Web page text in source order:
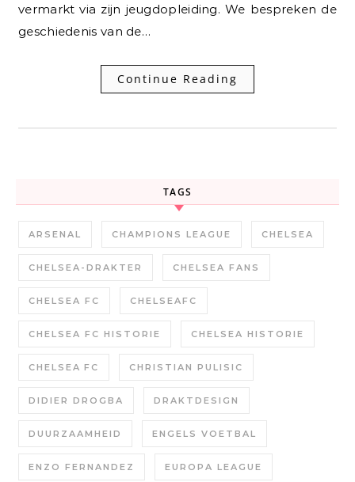
vermarkt via zijn jeugdopleiding. We bespreken de
geschiedenis van de…
Continue Reading
TAGS
ARSENAL CHAMPIONS LEAGUE CHELSEA
CHELSEA-DRAKTER CHELSEA FANS
CHELSEA FC CHELSEAFC
CHELSEA FC HISTORIE CHELSEA HISTORIE
CHELSEA FC CHRISTIAN PULISIC
DIDIER DROGBA DRAKTDESIGN
DUURZAAMHEID ENGELS VOETBAL
ENZO FERNANDEZ EUROPA LEAGUE